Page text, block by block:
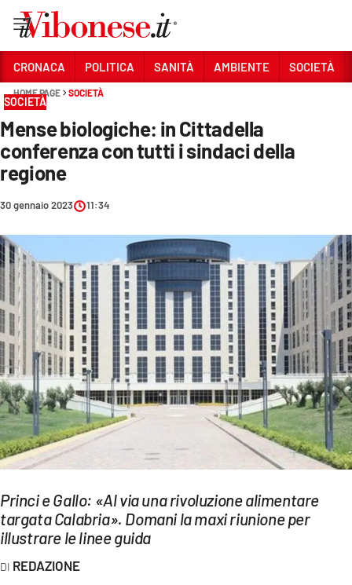
Sezioni
CRONACA
POLITICA
SOCIETÀ
CULTURA
ECONOMIA E LAVORO
EVENTI
SPORT
Streaming
LAC TV
LAC NETWORK
LAC ONAIR
CRONACA POLITICA SANITÀ AMBIENTE SOCIETÀ
HOME PAGE SOCIETÀ
SOCIETÀ
Mense biologiche: in Cittadella
conferenza con tutti i sindaci della
regione
30 gennaio 2023 11:34
Princi e Gallo: «Al via una rivoluzione alimentare
targata Calabria». Domani la maxi riunione per
illustrare le linee guida
REDAZIONE